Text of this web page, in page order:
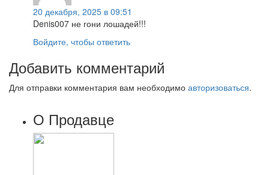
20 декабря, 2025 в 09:51
Denis007 не гони лошадей!!!
Войдите, чтобы ответить
Добавить комментарий
Для отправки комментария вам необходимо авторизоваться.
О Продавце